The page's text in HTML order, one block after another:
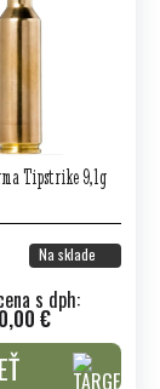
Tipstrike 9,1g
Na sklade
s dph:
€